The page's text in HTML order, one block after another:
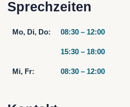
Mo, Di, Do: 08:30 – 12:00
15:30 – 18:00
08:30 – 12:00